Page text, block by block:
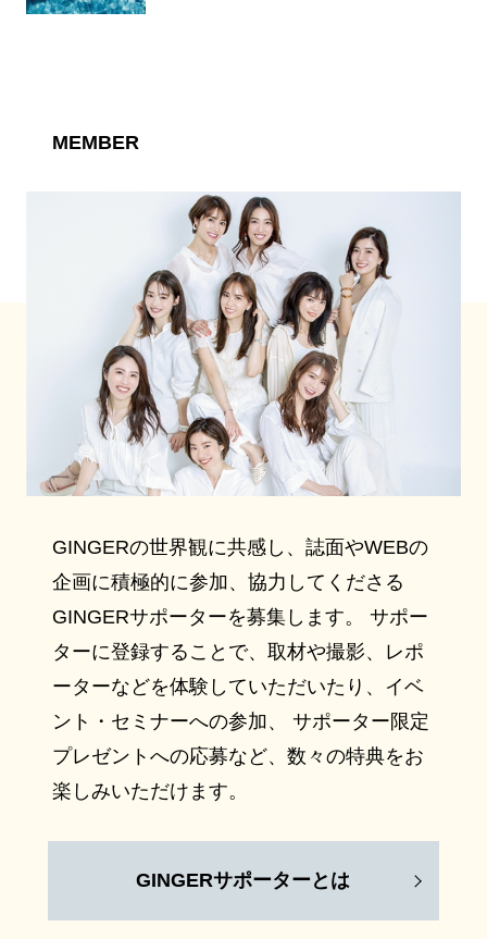
MEMBER
GINGERの世界観に共感し、誌面やWEBの
企画に積極的に参加、協力してくださる
GINGERサポーターを募集します。 サポー
ターに登録することで、取材や撮影、レポ
ーターなどを体験していただいたり、イベ
ント・セミナーへの参加、 サポーター限定
プレゼントへの応募など、数々の特典をお
楽しみいただけます。
GINGERサポーターとは